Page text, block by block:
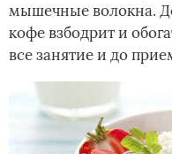
мышечные волокна.
кофе взбодрит и
все занятие и до